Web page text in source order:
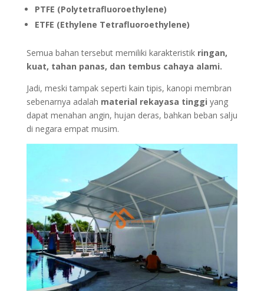
PTFE (Polytetrafluoroethylene)
ETFE (Ethylene Tetrafluoroethylene)
Semua bahan tersebut memiliki karakteristik ringan,
kuat, tahan panas, dan tembus cahaya alami.
Jadi, meski tampak seperti kain tipis, kanopi membran
sebenarnya adalah material rekayasa tinggi yang
dapat menahan angin, hujan deras, bahkan beban salju
di negara empat musim.